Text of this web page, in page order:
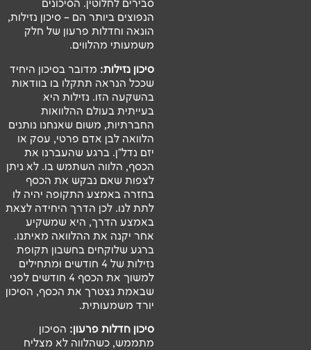
סבירים לחלוטין. הסיכונים
הנפוצים ביותר הם – סיכון נזילות,
הונאה וחדלות פרעון של חלק
משמעותי מהלווים.
סיכון נזילות: מדובר בסיכון היחיד
שככל הנראה תתקלו בו בוודאות
בהשקעה הזו. נזילות היא
בעייתית בעולם ההלוואות
החברתיות, משום שאנחנו נותנים
הלוואה לבן אדם פרטי, עסק או
יזם נדל"ן. ברגע שהעברנו את
הכסף, הלווה השתמש בו. לא ניתן
לצפות שאם נבקש את הכסף
בחזרה באמצע התקופה יהיה לו
לתת לנו. לכן הדרך היחידה לצאת
באמצע הדרך, היא שמשקיע
אחר יקנה את ההלוואה מאיתנו.
ברגע שלוקחים בחשבון תקופת
נזילות של 4 חודשים ומתחילים
למשוך את הכסף 4 חודשים לפני
שבאמת נצטרך את הכסף, הסיכון
יורד משמעותית.
סיכון חדלות פרעון: הסיכון
מתממש, כשהלווה לא מצליח